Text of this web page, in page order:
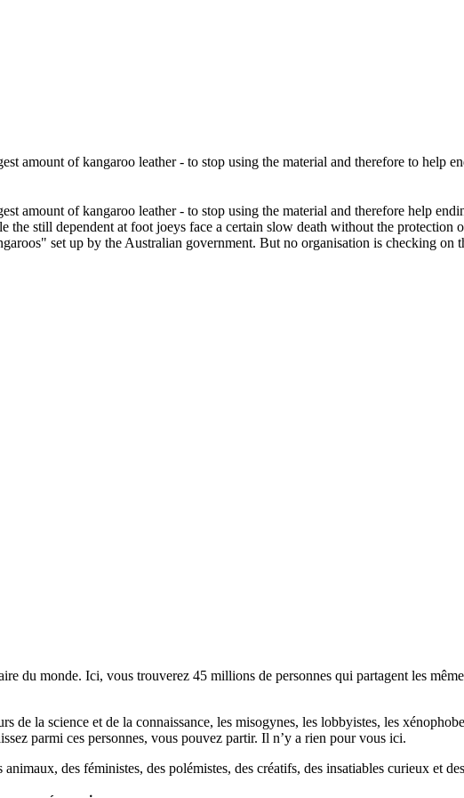
amount of kangaroo leather - to stop using the material and therefore to help
amount of kangaroo leather - to stop using the material and therefore help
still dependent at foot joeys face a certain slow death without the protection
set up by the Australian government. But no organisation is checking on
du monde. Ici, vous trouverez 45 millions de personnes qui partagent les
de la science et de la connaissance, les misogynes, les lobbyistes, les
parmi ces personnes, vous pouvez partir. Il n’y a rien pour vous ici.
des féministes, des polémistes, des créatifs, des insatiables curieux et